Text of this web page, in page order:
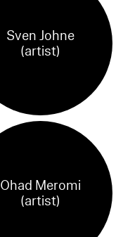
Sven Johne
(artist)
Ohad Meromi
(artist)